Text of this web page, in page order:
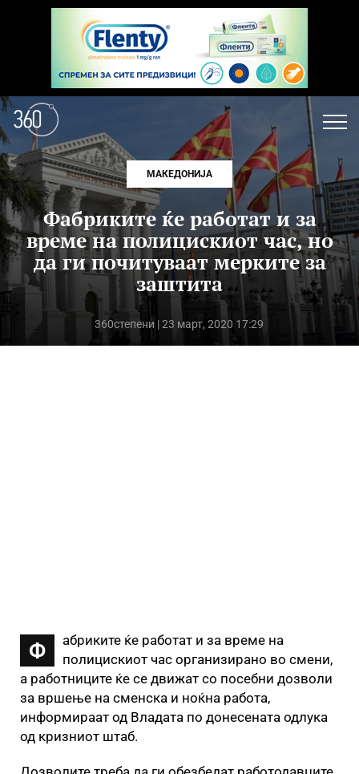
МАКЕДОНИЈА
Фабриките ќе работат и за
време на полицискиот час, но
да ги почитуваат мерките за
заштита
360степени | 23 март, 2020 17:29
Ф
абриките ќе работат и за време на
полицискиот час организирано во смени,
а работниците ќе се движат со посебни дозволи
за вршење на сменска и ноќна работа,
информираат од Владата по донесената одлука
од кризниот штаб.